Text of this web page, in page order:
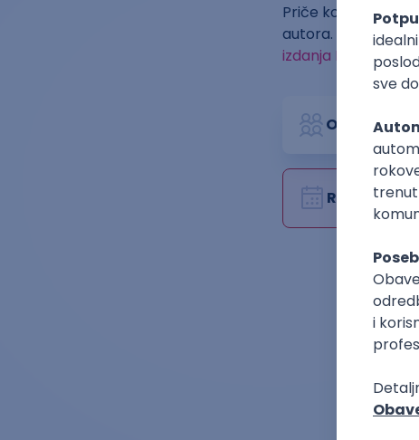
Priče koje uđu u
autora. Postoji
izdanja Kluba
Rok za